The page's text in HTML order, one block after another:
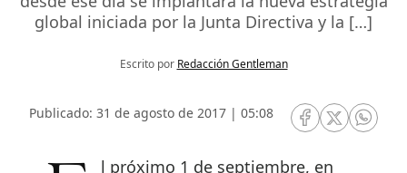
global iniciada por la Junta Directiva y la […]
Escrito por Redacción Gentleman
Publicado: 31 de agosto de 2017 | 05:08
RRSS Facebook
RRSSRRSS
El próximo 1 de septiembre, en